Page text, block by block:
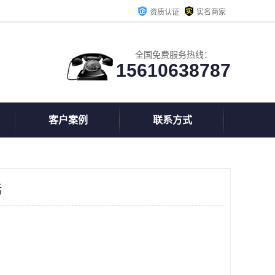
资质认证 实名商家
全国免费服务热线：
15610638787
客户案例 联系方式